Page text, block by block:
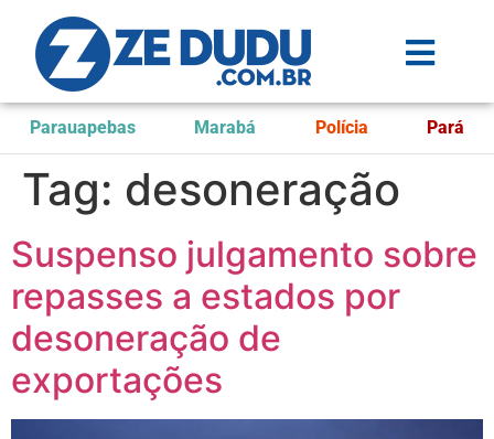
Parauapebas Marabá Polícia Pará
Tag: desoneração
Suspenso julgamento sobre
repasses a estados por
desoneração de
exportações